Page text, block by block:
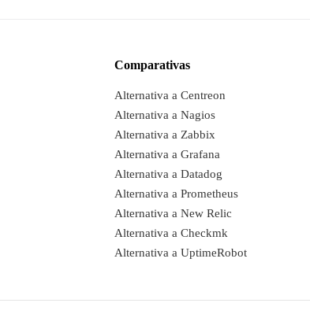
Comparativas
Alternativa a Centreon
Alternativa a Nagios
Alternativa a Zabbix
Alternativa a Grafana
Alternativa a Datadog
Alternativa a Prometheus
Alternativa a New Relic
Alternativa a Checkmk
Alternativa a UptimeRobot